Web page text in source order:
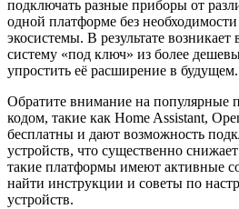
подключать разные приборы от
одной платформе без
экосистемы. В результате возникает
систему «под ключ» из более
упростить её расширение в будущем.
Обратите внимание на популярные
кодом, такие как Home Assistant,
бесплатны и дают возможность
устройств, что существенно
такие платформы имеют активные
найти инструкции и советы по
устройств.